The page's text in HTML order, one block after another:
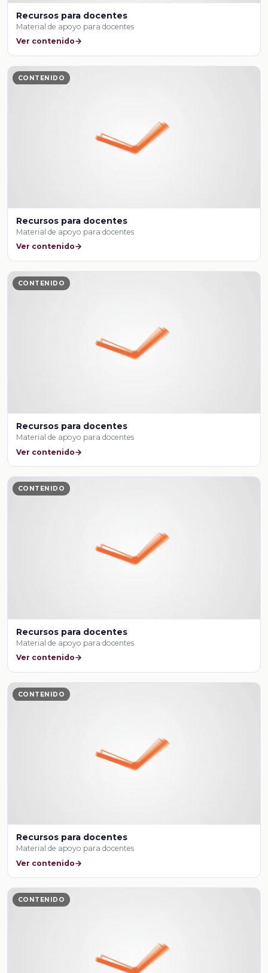
Recursos para docentes
Material de apoyo para docentes
Ver contenido
CONTENIDO
Recursos para docentes
Material de apoyo para docentes
Ver contenido
CONTENIDO
Recursos para docentes
Material de apoyo para docentes
Ver contenido
CONTENIDO
Recursos para docentes
Material de apoyo para docentes
Ver contenido
CONTENIDO
Recursos para docentes
Material de apoyo para docentes
Ver contenido
CONTENIDO